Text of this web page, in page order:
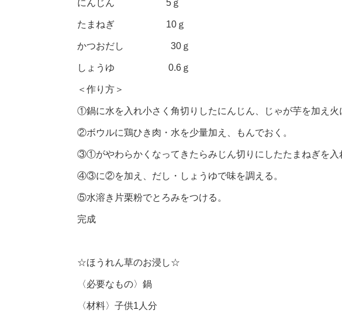
にんじん 5ｇ
たまねぎ 10ｇ
かつおだし 30ｇ
しょうゆ 0.6ｇ
＜作り方＞
①鍋に水を入れ小さく角切りしたにんじん、じゃが芋を加え火
②ボウルに鶏ひき肉・水を少量加え、もんでおく。
③①がやわらかくなってきたらみじん切りにしたたまねぎを入
④③に②を加え、だし・しょうゆで味を調える。
⑤水溶き片栗粉でとろみをつける。
完成
☆ほうれん草のお浸し☆
〈必要なもの〉鍋
〈材料〉子供1人分